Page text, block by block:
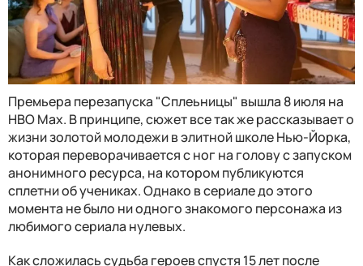
Премьера перезапуска "Сплеьницы" вышла 8 июля на
HBO Max. В принципе, сюжет все так же рассказывает о
жизни золотой молодежи в элитной школе Нью-Йорка,
которая переворачивается с ног на голову с запуском
анонимного ресурса, на котором публикуются
сплетни об учениках. Однако в сериале до этого
момента не было ни одного знакомого персонажа из
любимого сериала нулевых.
Как сложилась судьба героев спустя 15 лет после